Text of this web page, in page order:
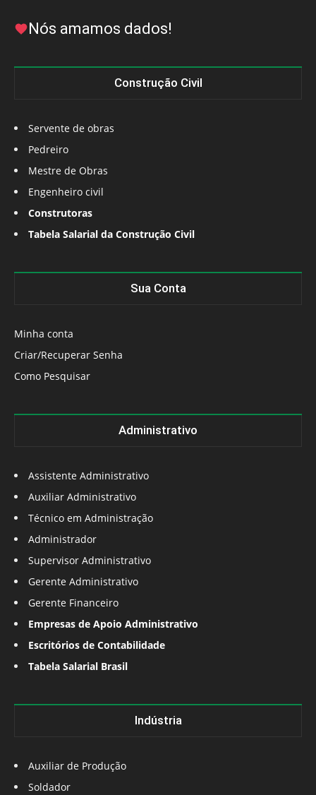
Nós amamos dados!
Construção Civil
Servente de obras
Pedreiro
Mestre de Obras
Engenheiro civil
Construtoras
Tabela Salarial da Construção Civil
Sua Conta
Minha conta
Criar/Recuperar Senha
Como Pesquisar
Administrativo
Assistente Administrativo
Auxiliar Administrativo
Técnico em Administração
Administrador
Supervisor Administrativo
Gerente Administrativo
Gerente Financeiro
Empresas de Apoio Administrativo
Escritórios de Contabilidade
Tabela Salarial Brasil
Indústria
Auxiliar de Produção
Soldador